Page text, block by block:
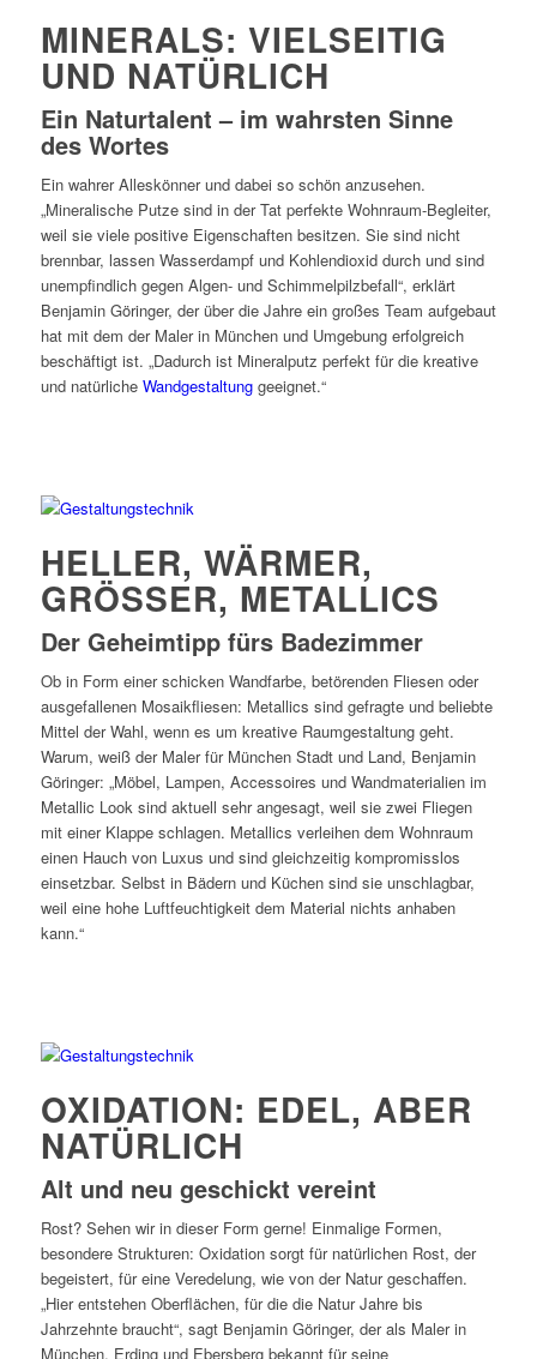
MINERALS: VIELSEITIG
UND NATÜRLICH
Ein Naturtalent – im wahrsten Sinne
des Wortes
Ein wahrer Alleskönner und dabei so schön anzusehen.
„Mineralische Putze sind in der Tat perfekte Wohnraum-Begleiter,
weil sie viele positive Eigenschaften besitzen. Sie sind nicht
brennbar, lassen Wasserdampf und Kohlendioxid durch und sind
unempfindlich gegen Algen- und Schimmelpilzbefall“, erklärt
Benjamin Göringer, der über die Jahre ein großes Team aufgebaut
hat mit dem der Maler in München und Umgebung erfolgreich
beschäftigt ist. „Dadurch ist Mineralputz perfekt für die kreative
und natürliche Wandgestaltunggeeignet.“
HELLER, WÄRMER,
GRÖSSER, METALLICS
Der Geheimtipp fürs Badezimmer
Ob in Form einer schicken Wandfarbe, betörenden Fliesen oder
ausgefallenen Mosaikfliesen: Metallics sind gefragte und beliebte
Mittel der Wahl, wenn es um kreative Raumgestaltung geht.
Warum, weiß der Maler für München Stadt und Land, Benjamin
Göringer: „Möbel, Lampen, Accessoires und Wandmaterialien im
Metallic Look sind aktuell sehr angesagt, weil sie zwei Fliegen
mit einer Klappe schlagen. Metallics verleihen dem Wohnraum
einen Hauch von Luxus und sind gleichzeitig kompromisslos
einsetzbar. Selbst in Bädern und Küchen sind sie unschlagbar,
weil eine hohe Luftfeuchtigkeit dem Material nichts anhaben
kann.“
OXIDATION: EDEL, ABER
NATÜRLICH
Alt und neu geschickt vereint
Rost? Sehen wir in dieser Form gerne! Einmalige Formen,
besondere Strukturen: Oxidation sorgt für natürlichen Rost, der
begeistert, für eine Veredelung, wie von der Natur geschaffen.
„Hier entstehen Oberflächen, für die die Natur Jahre bis
Jahrzehnte braucht“, sagt Benjamin Göringer, der als Maler in
München, Erding und Ebersberg bekannt für seine